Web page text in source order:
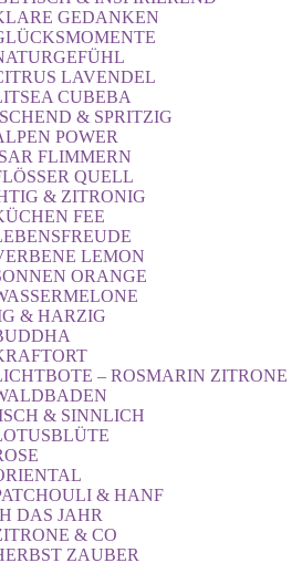
GEDANKEN
LAVENDEL
CUBEBA
& SPRITZIG
POWER
FLIMMERN
QUELL
& ZITRONIG
FEE
LEMON
ORANGE
& HARZIG
– ROSMARIN ZITRONE
& SINNLICH
& HANF
DAS JAHR
& CO
ZAUBER